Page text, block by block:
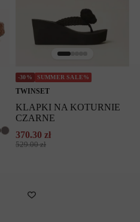
-30% SUMMER SALE%
TWINSET
KLAPKI NA KOTURNIE
CZARNE
529.00zł
Pierwotna
370.30zł
Aktualna